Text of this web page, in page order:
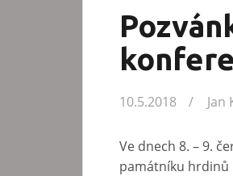
10.5.2018 Jan
Ve dnech 8. – 9.
památníku hrdinů